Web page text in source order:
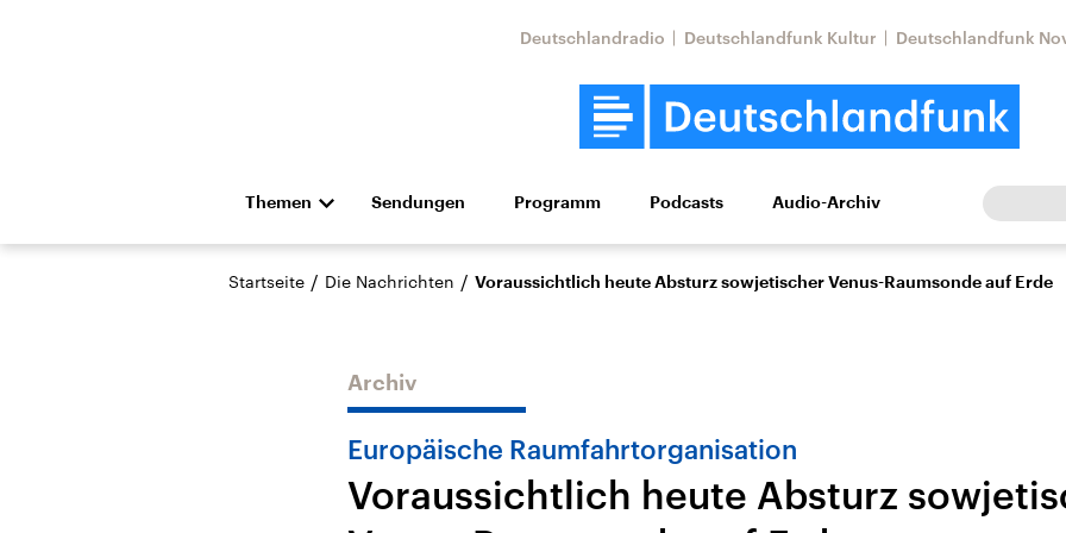
Deutschlandradio Deutschlandfunk Kultur Deutschlandfunk
Themen
Die Nachrichten Politik Wirtschaft Wissen Kultur Europa
Hörspiel und Feature Musik
Landtagswahl Sachsen-
USA
Nahostkonflikt
Iran
Aktuelle Lage und
Sendungen Programm Podcasts Audio-Archiv
Startseite / Die Nachrichten / Voraussichtlich heute Absturz sowjetischer Venus-Raumsonde auf Erde
Archiv
Europäische Raumfahrtorganisation
Voraussichtlich heute Absturz